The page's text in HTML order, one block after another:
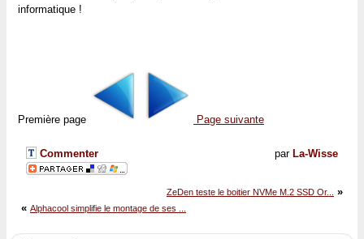
informatique !
Première page Page suivante
par La-Wisse
Commenter
ZeDen teste le boitier NVMe M.2 SSD Or...
»
« Alphacool simplifie le montage de ses ...